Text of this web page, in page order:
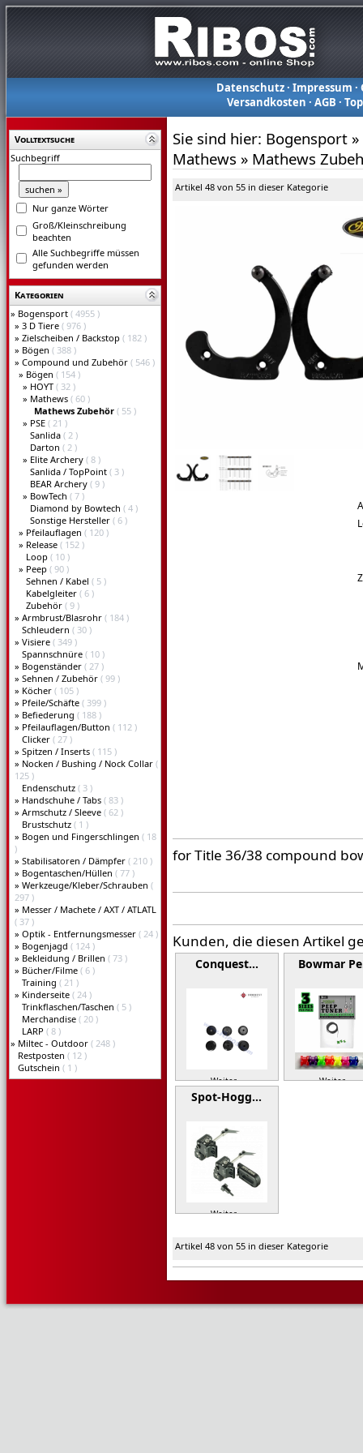
Datenschutz· Impressum ·
Versandkosten ·AGB ·
Volltextsuche
Suchbegriff
Nur ganze Wörter
Groß/Kleinschreibung
beachten
Alle Suchbegriffe müssen
gefunden werden
Kategorien
» Bogensport ( 4955 )
» 3 D Tiere ( 976 )
» Zielscheiben / Backstop ( 182 )
» Bögen ( 388 )
» Compound und Zubehör ( 546 )
» Bögen ( 154 )
» HOYT ( 32 )
» Mathews ( 60 )
Mathews Zubehör ( 55 )
» PSE ( 21 )
Sanlida ( 2 )
Darton ( 2 )
» Elite Archery ( 8 )
Sanlida / TopPoint ( 3 )
BEAR Archery ( 9 )
» BowTech ( 7 )
Diamond by Bowtech ( 4 )
Sonstige Hersteller ( 6 )
» Pfeilauflagen ( 120 )
» Release ( 152 )
Loop ( 10 )
» Peep ( 90 )
Sehnen / Kabel ( 5 )
Kabelgleiter ( 6 )
Zubehör ( 9 )
» Armbrust/Blasrohr ( 184 )
Schleudern ( 30 )
» Visiere ( 349 )
Spannschnüre ( 10 )
» Bogenständer ( 27 )
» Sehnen / Zubehör ( 99 )
» Köcher ( 105 )
» Pfeile/Schäfte ( 399 )
» Befiederung ( 188 )
» Pfeilauflagen/Button ( 112 )
Clicker ( 27 )
» Spitzen / Inserts ( 115 )
» Nocken / Bushing / Nock Collar (
125 )
Endenschutz ( 3 )
» Handschuhe / Tabs ( 83 )
» Armschutz / Sleeve ( 62 )
Brustschutz ( 1 )
» Bogen und Fingerschlingen ( 18
)
» Stabilisatoren / Dämpfer ( 210 )
» Bogentaschen/Hüllen ( 77 )
» Werkzeuge/Kleber/Schrauben (
297 )
» Messer / Machete / AXT / ATLATL
( 37 )
» Optik - Entfernungsmesser ( 24 )
» Bogenjagd ( 124 )
» Bekleidung / Brillen ( 73 )
» Bücher/Filme ( 6 )
Training ( 21 )
» Kinderseite ( 24 )
Trinkflaschen/Taschen ( 5 )
Merchandise ( 20 )
LARP ( 8 )
» Miltec - Outdoor ( 248 )
Restposten ( 12 )
Gutschein ( 1 )
Sie sind hier: Bogensport »
Mathews » Mathews
Artikel 48 von 55 in dieser Kategorie
for Title 36/38 compound
Kunden, die diesen Artikel
Conquest…
Weiter »
Bowmar
Weiter »
Spot-Hogg…
Weiter »
Artikel 48 von 55 in dieser Kategorie